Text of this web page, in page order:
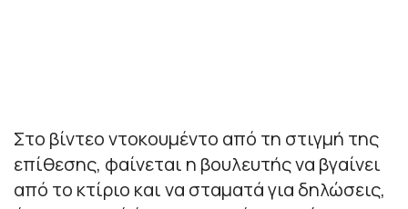
Στο βίντεο ντοκουμέντο από τη στιγμή της
επίθεσης, φαίνεται η βουλευτής να βγαίνει
από το κτίριο και να σταματά για δηλώσεις,